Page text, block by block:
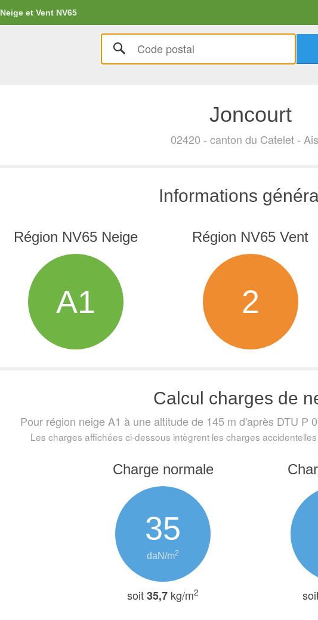
Neige et Vent NV65
Joncourt
02420 - canton du Catelet -
Informations
Région NV65 Neige
A1
Région NV65 Vent
2
Calcul charges de
Pour région neige A1 à une altitude de 145 m d'après DTU P
Les charges affichées ci-dessous intègrent les charges
Charge normale
35
daN/m2
soit35,7 kg/m2